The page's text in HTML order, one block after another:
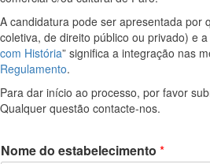
A candidatura pode ser apresentada por
coletiva, de direito público ou privado) e
com História” significa a integração nas
Regulamento.
Para dar início ao processo, por favor
Qualquer questão contacte-nos.
Nome do estabelecimento *